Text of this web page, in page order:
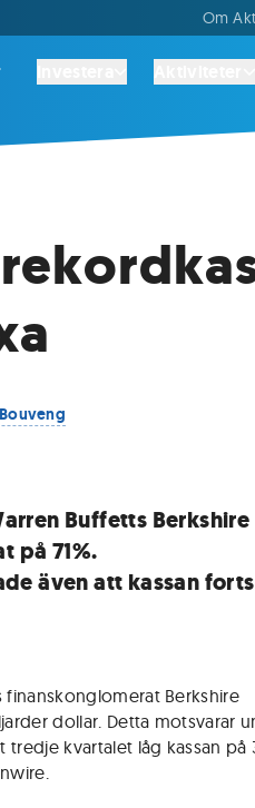
Om
Buffetts Berkshire
på 71%.
även att kassan
Berkshire
dollar. Detta motsvarar
kvartalet låg kassan på